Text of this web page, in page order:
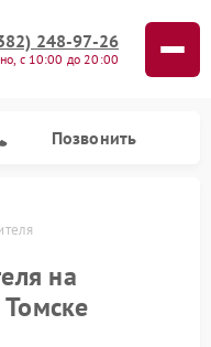
248-97-26
с 10:00 до 20:00
Позвонить
на